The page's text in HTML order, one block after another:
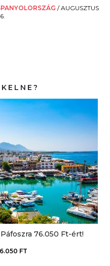
/AUGUSZTUS
76.050 Ft-ért!
FT